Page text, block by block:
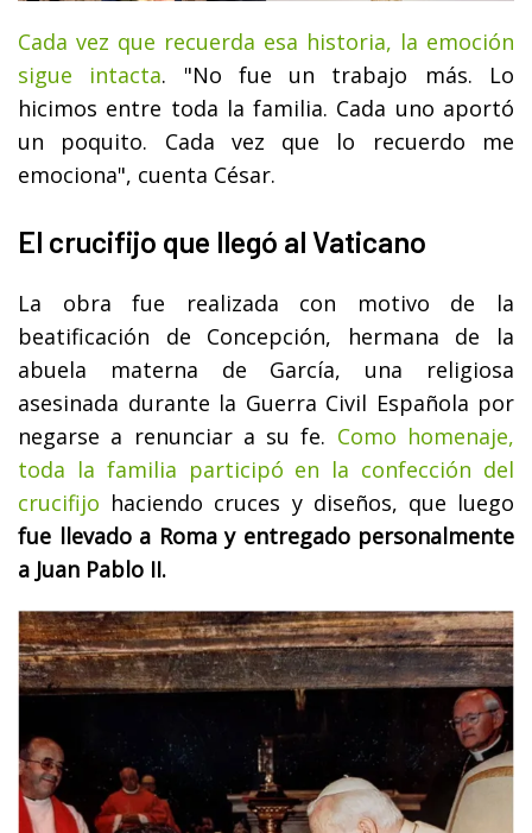
Cada vez que recuerda esa historia, la emoción
sigue intacta. "No fue un trabajo más. Lo
hicimos entre toda la familia. Cada uno aportó
un poquito. Cada vez que lo recuerdo me
emociona", cuenta César.
El crucifijo que llegó al Vaticano
La obra fue realizada con motivo de la
beatificación de Concepción, hermana de la
abuela materna de García, una religiosa
asesinada durante la Guerra Civil Española por
negarse a renunciar a su fe. Como homenaje,
toda la familia participó en la confección del
crucifijo haciendo cruces y diseños, que luego
fue llevado a Roma y entregado personalmente
a Juan Pablo II.